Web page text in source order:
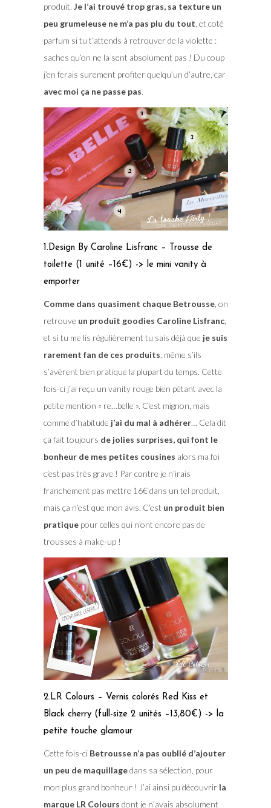
produit. Je l’ai trouvé trop gras, sa texture un
peu grumeleuse ne m’a pas plu du tout , et coté
parfum si tu t’attends à retrouver de la violette :
saches qu’on ne la sent absolument pas ! Du coup
j’en ferais surement profiter quelqu’un d’autre, car
avec moi ça ne passe pas.
1.Design By Caroline Lisfranc – Trousse de
toilette (1 unité –16€) -> le mini vanity à
emporter
Comme dans quasiment chaque Betrousse, on
retrouve un produit goodies Caroline Lisfranc,
et si tu me lis régulièrement tu sais déjà que je suis
rarement fan de ces produits , même s’ils
s’avèrent bien pratique la plupart du temps. Cette
fois-ci j’ai reçu un vanity rouge bien pétant avec la
petite mention « re…belle ». C’est mignon, mais
comme d’habitude j’ai du mal à adhérer… Cela dit
ça fait toujours de jolies surprises, qui font le
bonheur de mes petites cousines alors ma foi
c’est pas très grave ! Par contre je n’irais
franchement pas mettre 16€ dans un tel produit,
mais ça n’est que mon avis. C’est un produit bien
pratiquepour celles qui n’ont encore pas de
trousses à make-up !
2.LR Colours – Vernis colorés Red Kiss et
Black cherry (full-size 2 unités –13,80€) -> la
petite touche glamour
Cette fois-ci Betrousse n’a pas oublié d’ajouter
un peu de maquillagedans sa sélection, pour
mon plus grand bonheur ! J’ai ainsi pu découvrir la
marque LR Colours dont je n’avais absolument